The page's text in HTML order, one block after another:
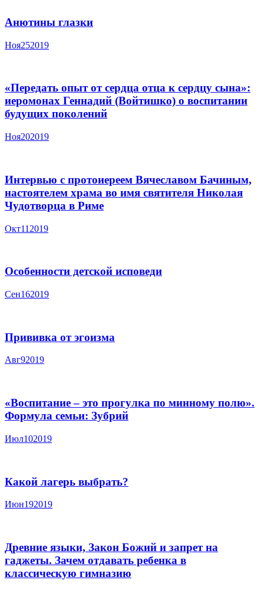
Анютины глазки
Ноя252019
«Передать опыт от сердца отца к сердцу сына»:
иеромонах Геннадий (Войтишко) о воспитании
будущих поколений
Ноя202019
Интервью с протоиереем Вячеславом Бачиным,
настоятелем храма во имя святителя Николая
Чудотворца в Риме
Окт11 2019
Особенности детской исповеди
Сен162019
Прививка от эгоизма
Авг92019
«Воспитание – это прогулка по минному полю».
Формула семьи: Зубрий
Июл102019
Какой лагерь выбрать?
Июн192019
Древние языки, Закон Божий и запрет на
гаджеты. Зачем отдавать ребенка в
классическую гимназию